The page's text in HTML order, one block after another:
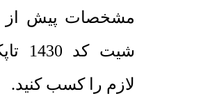
مشخصات پیش از
شیت
لازم را کسب کنید.